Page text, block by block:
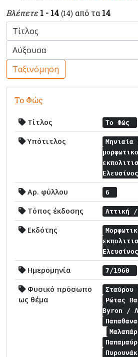
Βλέπετε 1 - 14 (14) από τα 14
Ταξινόμηση
Το Φώς
Τίτλος Το Φώς
Υπότιτλος
Μηνιαία
Αρ. φύλλου 6
Τόπος έκδοσης Αττική
Εκδότης
Ημερομηνία 7/1960
Φυσικό πρόσωπο
ως θέμα
Σταύρου
Ρώτας
Byron /